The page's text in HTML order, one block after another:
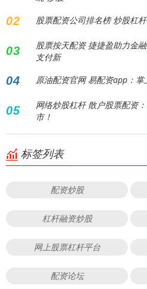
02 股票配资公司排名榜 炒股杠
03
股票按天配资 捷捷盈助力金
支付新
04 原油配资官网 易配资app：掌
05
网络炒股杠杆 散户股票配资
市！
标签列表
配资炒股
杠杆融资炒股
网上股票杠杆平台
配资论坛